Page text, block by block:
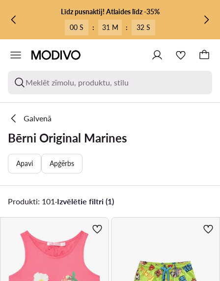
PĀRIET UZ GALVENO SATURU
PĀRIET UZ MEKLĒŠANULīdz pusnaktij! Atlaides līdz -35%
00 S
: 31 M : 30 S
Meklēt zīmolu, produktu, stilu
Galvenā
Bērni Original Marines
Apavi Apģērbs
Produkti: 101 ·Izvēlētie filtri (1)